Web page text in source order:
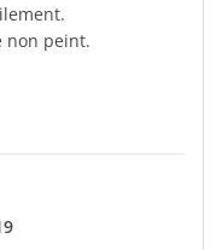
non peint.